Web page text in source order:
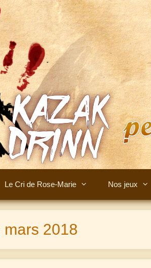
Le Cri de Rose-Marie Nos jeux
mars 2018